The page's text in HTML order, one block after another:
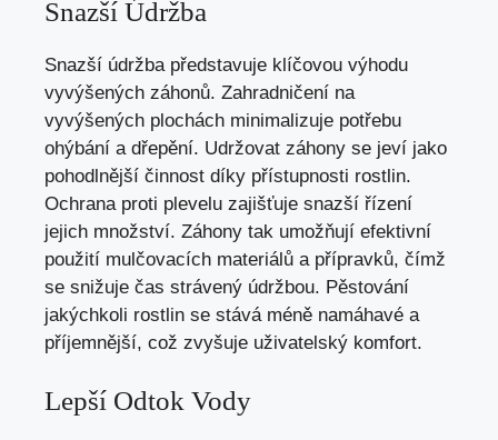
Snazší Údržba
Snazší údržba představuje klíčovou výhodu
vyvýšených záhonů. Zahradničení na
vyvýšených plochách minimalizuje potřebu
ohýbání a dřepění. Udržovat záhony se jeví jako
pohodlnější činnost díky přístupnosti rostlin.
Ochrana proti plevelu zajišťuje snazší řízení
jejich množství. Záhony tak umožňují efektivní
použití mulčovacích materiálů a přípravků, čímž
se snižuje čas strávený údržbou. Pěstování
jakýchkoli rostlin se stává méně namáhavé a
příjemnější, což zvyšuje uživatelský komfort.
Lepší Odtok Vody